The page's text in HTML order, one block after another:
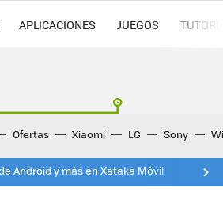
APLICACIONES JUEGOS
Ofertas Xiaomi LG Sony
Android y más en Xataka Móvil